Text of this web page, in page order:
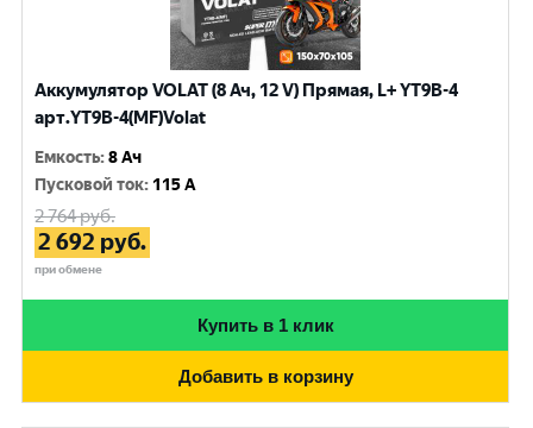
Аккумулятор VOLAT (8 Ач, 12 V) Прямая, L+ YT9B-4
арт.YT9B-4(MF)Volat
Емкость:8 Ач
Пусковой ток: 115 A
2 764руб.
2 692 руб.
при обмене
Купить в 1 клик
Добавить в корзину